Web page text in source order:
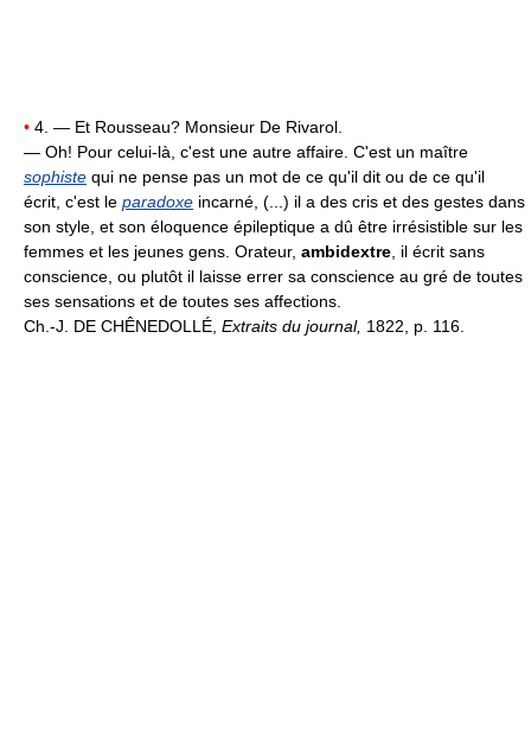
• 4. — Et Rousseau? Monsieur De Rivarol.
— Oh! Pour celui-là, c'est une autre affaire. C'est un maître
sophiste qui ne pense pas un mot de ce qu'il dit ou de ce qu'il
écrit, c'est le paradoxe incarné, (...) il a des cris et des gestes dans
son style, et son éloquence épileptique a dû être irrésistible sur les
femmes et les jeunes gens. Orateur, ambidextre , il écrit sans
conscience, ou plutôt il laisse errer sa conscience au gré de toutes
ses sensations et de toutes ses affections.
Ch.-J. DE CHÊNEDOLLÉ, Extraits du journal, 1822, p. 116.